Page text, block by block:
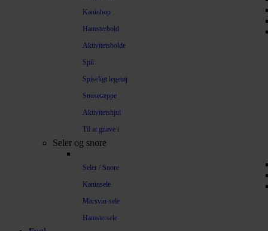
Kaninhop
Hamsterbold
Aktivitetsbolde
Spil
Spiseligt legetøj
Snusetæppe
Aktivitetshjul
Til at gnave i
Seler og snore
Seler / Snore
Kaninsele
Marsvin-sele
Hamstersele